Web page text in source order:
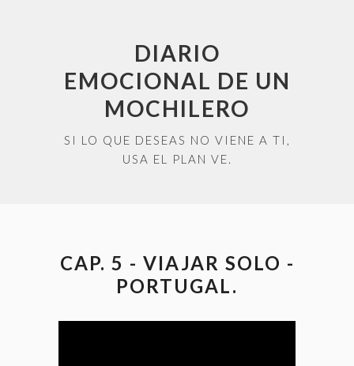
DIARIO
EMOCIONAL DE UN
MOCHILERO
SI LO QUE DESEAS NO VIENE A TI,
USA EL PLAN VE.
CAP. 5 - VIAJAR SOLO -
PORTUGAL.